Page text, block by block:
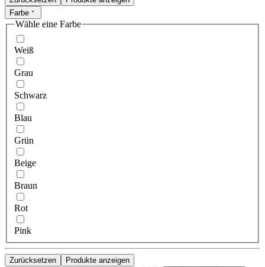
Farbe
Wähle eine Farbe
Weiß
Grau
Schwarz
Blau
Grün
Beige
Braun
Rot
Pink
Zurücksetzen Produkte anzeigen